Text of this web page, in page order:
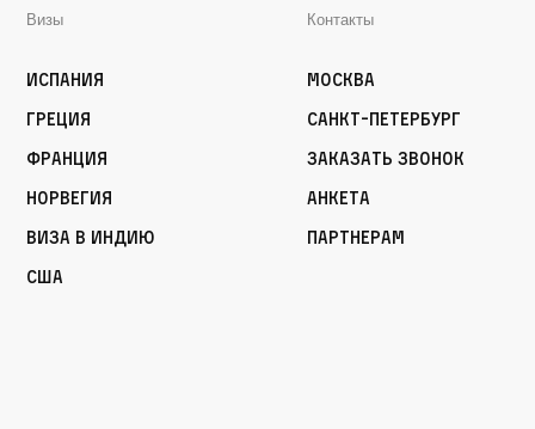
Визы
Испания
Греция
Франция
Норвегия
Виза в Индию
США
Контакты
Москва
Санкт-Петербург
Заказать звонок
Анкета
Партнерам